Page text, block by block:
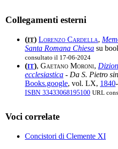
Collegamenti esterni
(IT) Lorenzo Cardella,
Santa Romana Chiesa su
consultato il 17-06-2024
(IT), Gaetano Moroni,
ecclesiastica - Da S. Pietro
Books.google, vol. LX, 1840-
ISBN 33433068195100 URL
Voci correlate
Concistori di Clemente XI